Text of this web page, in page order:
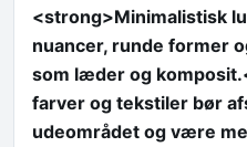
<strong>Minimalistisk
nuancer, runde former
som læder og
farver og tekstiler bør
udeområdet og være